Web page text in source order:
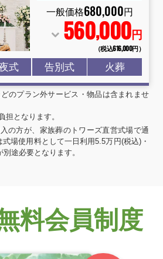
一般価格680,000円
560,000円
（税込616,000円）
式 告別式 火葬
のプラン外サービス・物品は含まれませ
担となります。
の方が、家族葬のトワーズ直営式場で通
場使用料として一日利用5.5万円(税込)・
途必要となります。
料会員制度